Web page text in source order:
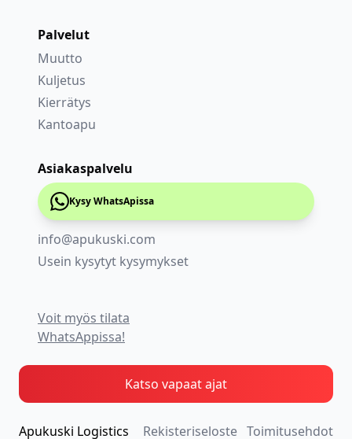
Palvelut
Muutto
Kuljetus
Kierrätys
Kantoapu
Asiakaspalvelu
Kysy WhatsApissa
info@apukuski.com
Usein kysytyt kysymykset
Voit myös tilata
WhatsAppissa!
Katso vapaat ajat
Apukuski Logistics Rekisteriseloste Toimitusehdot